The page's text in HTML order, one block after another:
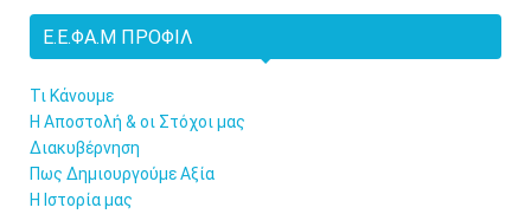
Ε.Ε.ΦΑ.Μ ΠΡΟΦΊΛ
Τι Κάνουμε
Η Αποστολή & οι Στόχοι μας
Διακυβέρνηση
Πως Δημιουργούμε Αξία
Η Ιστορία μας